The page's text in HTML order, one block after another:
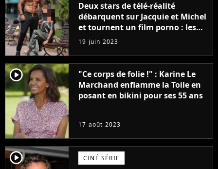
Deux stars de télé-réalité
débarquent sur Jacquie et Michel
et tournent un film porno : les
premières images du tournage
(exclu)
19 juin 2023
player2
"Ce corps de folie !" : Karine Le
Marchand enflamme la Toile en
posant en bikini pour ses 55 ans
17 août 2023
player2 CINÉ SÉRIE